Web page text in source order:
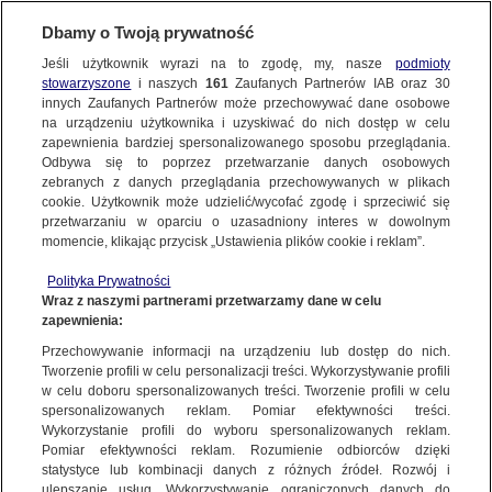
FAKTY | ZOBACZ FAKTY
Szokujący atak na miejskiej imprezie. Trzech nastolatków pobiło na śmierć
28-latka
NAJNOWSZE
ZOBACZ FAKTY
FAKTY PO FAKTACH
FAKTY O ŚWIECIE
WIĘCEJ
KANAŁY
Dzień dobry!
Jedno konto do wszystkich usług
Dbamy o Twoją prywatność
Jeśli użytkownik wyrazi na to zgodę, my, nasze podmioty
stowarzyszone i naszych 161Zaufanych Partnerów IAB oraz 30
innych Zaufanych Partnerów może przechowywać dane osobowe
na urządzeniu użytkownika i uzyskiwać do nich dostęp w celu
zapewnienia bardziej spersonalizowanego sposobu przeglądania.
Odbywa się to poprzez przetwarzanie danych osobowych
zebranych z danych przeglądania przechowywanych w plikach
cookie. Użytkownik może udzielić/wycofać zgodę i sprzeciwić się
przetwarzaniu w oparciu o uzasadniony interes w dowolnym
momencie, klikając przycisk „Ustawienia plików cookie i reklam”.
Polityka Prywatności
Wraz z naszymi partnerami przetwarzamy dane w celu
zapewnienia:
Przechowywanie informacji na urządzeniu lub dostęp do nich.
Tworzenie profili w celu personalizacji treści. Wykorzystywanie profili
w celu doboru spersonalizowanych treści. Tworzenie profili w celu
spersonalizowanych reklam. Pomiar efektywności treści.
Wykorzystanie profili do wyboru spersonalizowanych reklam.
Pomiar efektywności reklam. Rozumienie odbiorców dzięki
statystyce lub kombinacji danych z różnych źródeł. Rozwój i